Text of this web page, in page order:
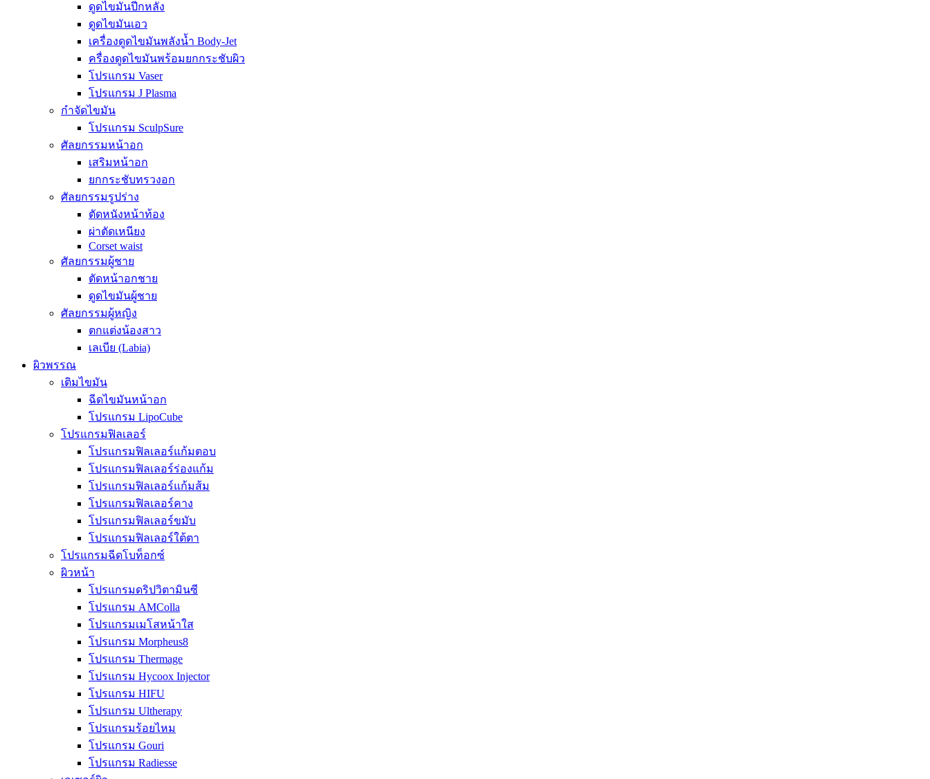
ดูดไขมันปีกหลัง
ดูดไขมันเอว
เครื่องดูดไขมันพลังน้ำ Body-Jet
ครื่องดูดไขมันพร้อมยกกระชับผิว
โปรแกรม Vaser
โปรแกรม J Plasma
กำจัดไขมัน
โปรแกรม SculpSure
ศัลยกรรมหน้าอก
เสริมหน้าอก
ยกกระชับทรวงอก
ศัลยกรรมรูปร่าง
ตัดหนังหน้าท้อง
ผ่าตัดเหนียง
Corset waist
ศัลยกรรมผู้ชาย
ตัดหน้าอกชาย
ดูดไขมันผู้ชาย
ศัลยกรรมผู้หญิง
ตกแต่งน้องสาว
เลเบีย (Labia)
ผิวพรรณ
เติมไขมัน
ฉีดไขมันหน้าอก
โปรแกรม LipoCube
โปรแกรมฟิลเลอร์
โปรแกรมฟิลเลอร์แก้มตอบ
โปรแกรมฟิลเลอร์ร่องแก้ม
โปรแกรมฟิลเลอร์แก้มส้ม
โปรแกรมฟิลเลอร์คาง
โปรแกรมฟิลเลอร์ขมับ
โปรแกรมฟิลเลอร์ใต้ตา
โปรแกรมฉีดโบท็อกซ์
ผิวหน้า
โปรแกรมดริปวิตามินซี
โปรแกรม AMColla
โปรแกรมเมโสหน้าใส
โปรแกรม Morpheus8
โปรแกรม Thermage
โปรแกรม Hycoox Injector
โปรแกรม HIFU
โปรแกรม Ultherapy
โปรแกรมร้อยไหม
โปรแกรม Gouri
โปรแกรม Radiesse